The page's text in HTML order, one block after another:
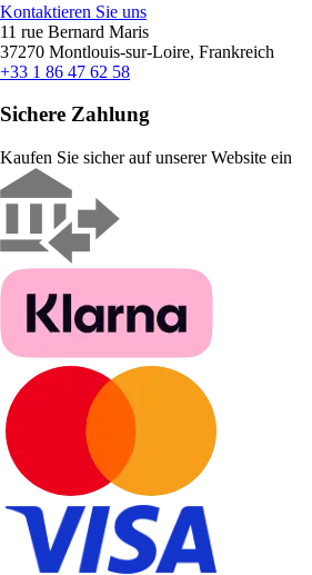
Kontaktieren Sie uns
11 rue Bernard Maris
37270 Montlouis-sur-Loire, Frankreich
+33 1 86 47 62 58
Sichere Zahlung
Kaufen Sie sicher auf unserer Website ein